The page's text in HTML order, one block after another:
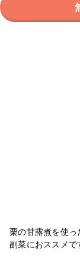
栗の甘露煮を使っ
副菜におススメで